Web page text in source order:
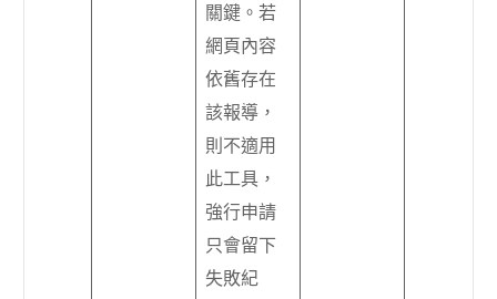
關鍵。若
網頁內容
依舊存在
該報導，
則不適用
此工具，
強行申請
只會留下
失敗紀